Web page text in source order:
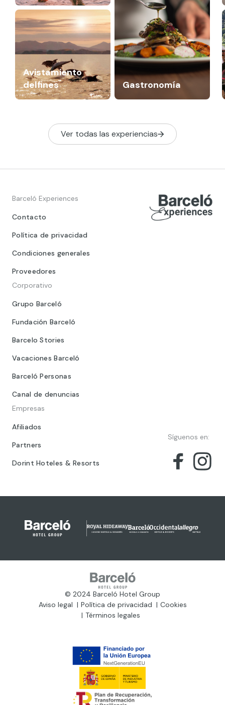
Gastronomía
Avistamiento
delfines
Ver todas las experiencias
Barceló Experiences
Contacto
Política de privacidad
Condiciones generales
Proveedores
Corporativo
Grupo Barceló
Fundación Barceló
Barcelo Stories
Vacaciones Barceló
Barceló Personas
Canal de denuncias
Empresas
Afiliados
Partners
Dorint Hoteles & Resorts
Síguenos en:
© 2024 Barceló Hotel Group
Aviso legal
Política de privacidad
Cookies
Términos legales